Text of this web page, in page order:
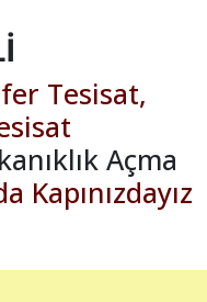
Tesisat,
Açma
Kapınızdayız